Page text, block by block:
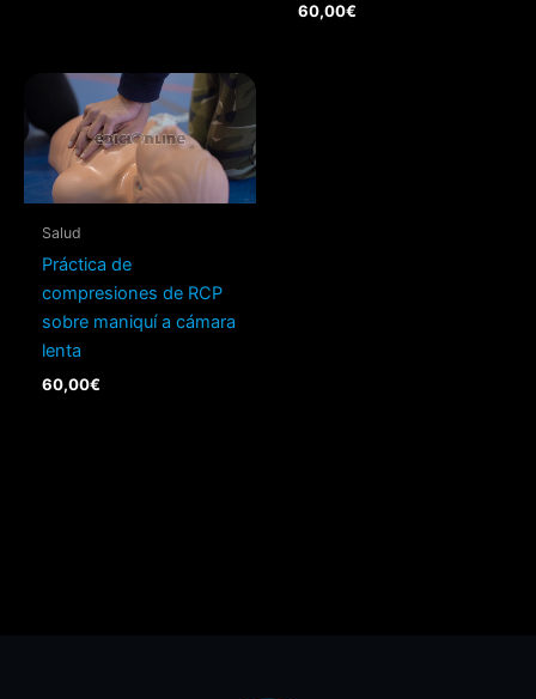
60,00€
Salud
Práctica de
compresiones de RCP
sobre maniquí a cámara
lenta
60,00€